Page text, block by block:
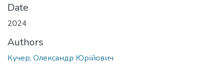
Date
2024
Authors
Кучер, Олександр Юрійович